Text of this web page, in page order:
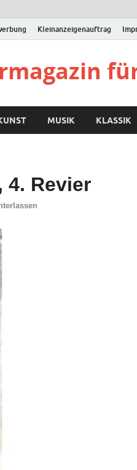
Kleinanzeigenauftrag
MUSIK KLASSIK
Revier